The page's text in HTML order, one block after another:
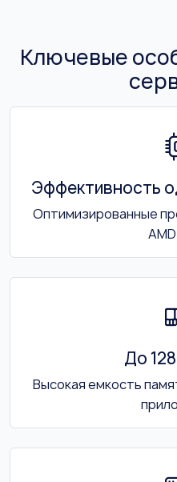
Ключевые
Эффективность
Оптимизированные
До
Высокая емкость